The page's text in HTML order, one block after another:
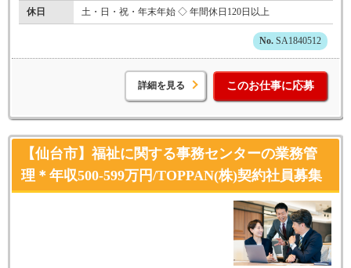
休日 土・日・祝・年末年始 ◇ 年間休日120日以上
SA1840512
詳細を見る このお仕事に応募
【仙台市】福祉に関する事務センターの業務管
理＊年収500-599万円/TOPPAN(株)契約社員募集